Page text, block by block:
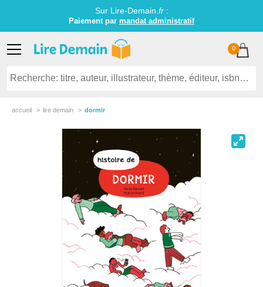
Sur Lire-Demain. fr:
Paiement par mandat administratif
0
accueil lire demain dormir